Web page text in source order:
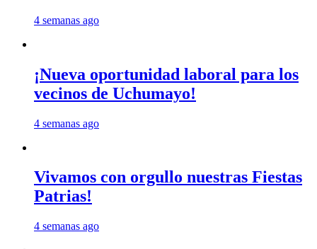
4 semanas ago
¡Nueva oportunidad laboral para los
vecinos de Uchumayo!
4 semanas ago
Vivamos con orgullo nuestras Fiestas
Patrias!
4 semanas ago